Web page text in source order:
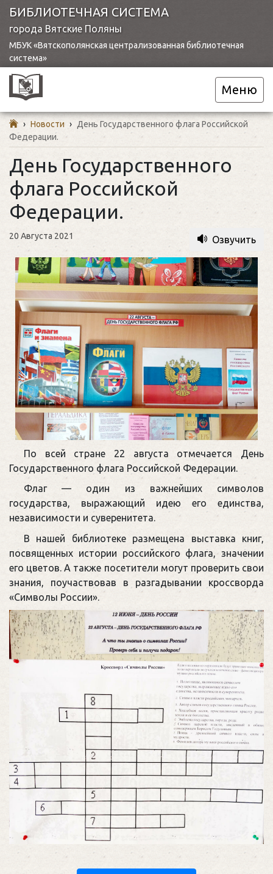
БИБЛИОТЕЧНАЯ СИСТЕМА
города Вятские Поляны
МБУК «Вятскополянская централизованная библиотечная
система»
Меню
› Новости › День Государственного флага Российской
Федерации.
День Государственного
флага Российской
Федерации.
20 Августа 2021 Озвучить
По всей стране 22 августа отмечается День
Государственного флага Российской Федерации.
Флаг — один из важнейших символов
государства, выражающий идею его единства,
независимости и суверенитета.
В нашей библиотеке размещена выставка книг,
посвященных истории российского флага, значении
его цветов. А также посетители могут проверить свои
знания, поучаствовав в разгадывании кроссворда
«Символы России».